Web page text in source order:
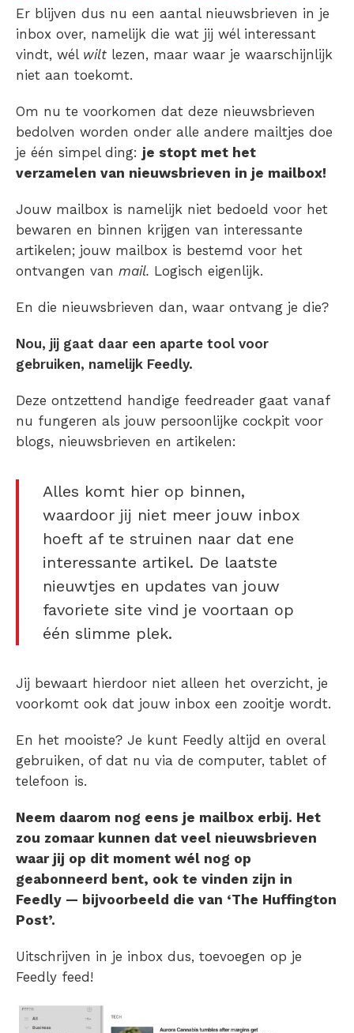
Er blijven dus nu een aantal nieuwsbrieven in je
inbox over, namelijk die wat jij wél interessant
vindt, wél wilt lezen, maar waar je waarschijnlijk
niet aan toekomt.
Om nu te voorkomen dat deze nieuwsbrieven
bedolven worden onder alle andere mailtjes doe
je één simpel ding: je stopt met het
verzamelen van nieuwsbrieven in je mailbox!
Jouw mailbox is namelijk niet bedoeld voor het
bewaren en binnen krijgen van interessante
artikelen; jouw mailbox is bestemd voor het
ontvangen van mail. Logisch eigenlijk.
En die nieuwsbrieven dan, waar ontvang je die?
Nou, jij gaat daar een aparte tool voor
gebruiken, namelijk Feedly.
Deze ontzettend handige feedreader gaat vanaf
nu fungeren als jouw persoonlijke cockpit voor
blogs, nieuwsbrieven en artikelen:
Alles komt hier op binnen,
waardoor jij niet meer jouw inbox
hoeft af te struinen naar dat ene
interessante artikel. De laatste
nieuwtjes en updates van jouw
favoriete site vind je voortaan op
één slimme plek.
Jij bewaart hierdoor niet alleen het overzicht, je
voorkomt ook dat jouw inbox een zooitje wordt.
En het mooiste? Je kunt Feedly altijd en overal
gebruiken, of dat nu via de computer, tablet of
telefoon is.
Neem daarom nog eens je mailbox erbij. Het
zou zomaar kunnen dat veel nieuwsbrieven
waar jij op dit moment wél nog op
geabonneerd bent, ook te vinden zijn in
Feedly — bijvoorbeeld die van ‘The Huffington
Post’.
Uitschrijven in je inbox dus, toevoegen op je
Feedly feed!